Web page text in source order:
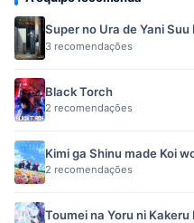
Super no Ura de Yani Suu
3 recomendações
Black Torch
2 recomendações
Kimi ga Shinu made Koi
2 recomendações
Toumei na Yoru ni